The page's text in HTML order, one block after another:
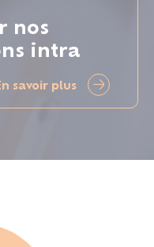
nos
intra
savoir plus